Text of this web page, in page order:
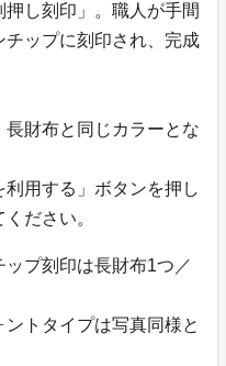
し刻印」。職人が手間
チップに刻印され、完成
財布と同じカラーとな
用する」ボタンを押し
ださい。
プ刻印は長財布1つ／
トタイプは写真同様と